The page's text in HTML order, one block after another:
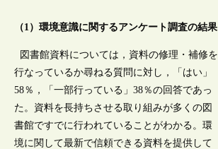
（1）環境意識に関するアンケート調査の結果
図書館資料については，資料の修理・補修を
行なっているか尋ねる質問に対し，「はい」
58％，「一部行っている」38％の回答であっ
た。資料を長持ちさせる取り組みが多くの図
書館ですでに行われていることがわかる。環
境に関して最新で信頼できる資料を提供して